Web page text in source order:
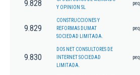
9.828
Y OPINION SL
9.829
CONSTRUCCIONES Y
REFORMAS DUMAT
SOCIEDAD LIMITADA.
9.830
DOS NET CONSULTORES DE
INTERNET SOCIEDAD
LIMITADA.